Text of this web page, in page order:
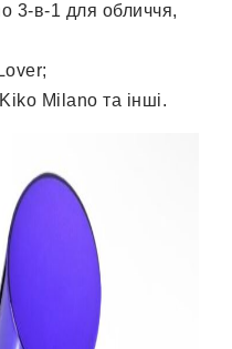
3-в-1 для обличчя,
Milano та інші.